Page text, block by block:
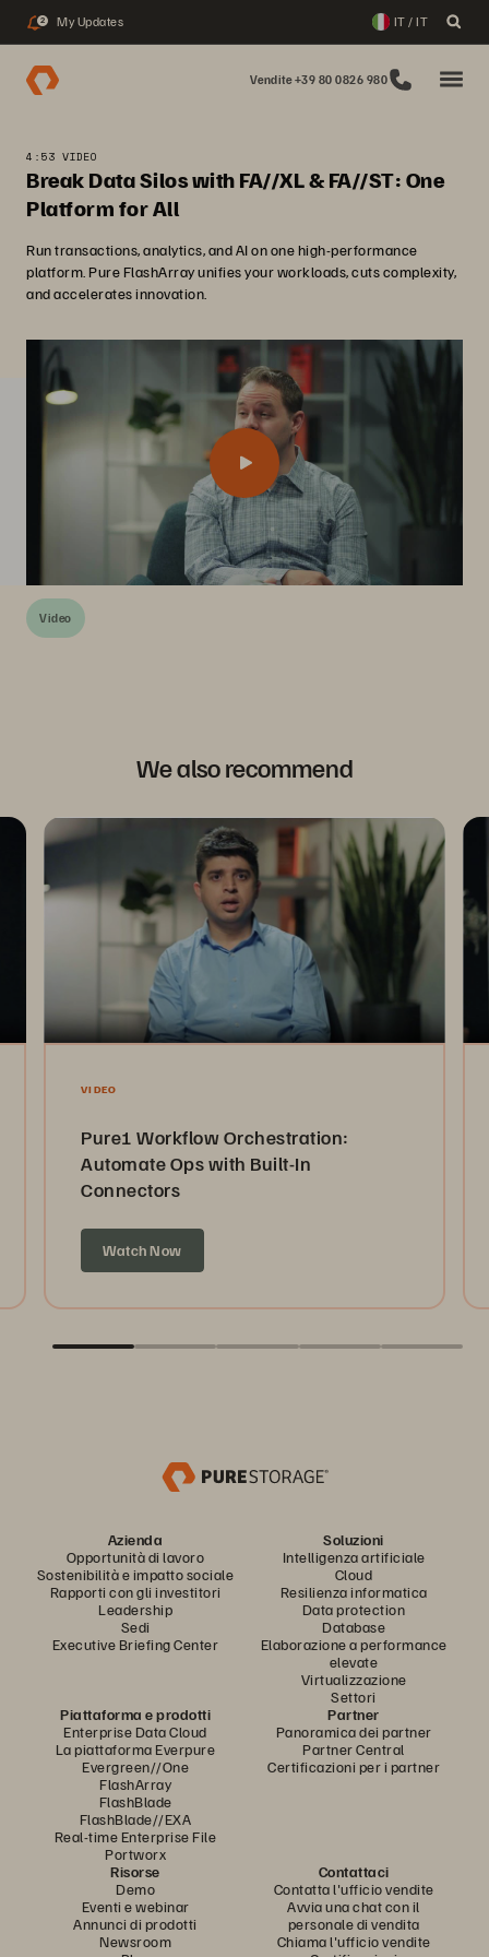
2 My Updates IT / IT
Vendite +39 80 0826 980
4:53 VIDEO
Break Data Silos with FA//XL & FA//ST: One
Platform for All
Run transactions, analytics, and AI on one high-performance
platform. Pure FlashArray unifies your workloads, cuts complexity,
and accelerates innovation.
Video
We also recommend
VIDEO
Pure1 Workflow Orchestration:
Automate Ops with Built-In
Connectors
Watch Now
Azienda
Opportunità di lavoro
Sostenibilità e impatto sociale
Rapporti con gli investitori
Leadership
Sedi
Executive Briefing Center
Soluzioni
Intelligenza artificiale
Cloud
Resilienza informatica
Data protection
Database
Elaborazione a performance
elevate
Virtualizzazione
Settori
Piattaforma e prodotti
Enterprise Data Cloud
La piattaforma Everpure
Evergreen//One
FlashArray
FlashBlade
FlashBlade//EXA
Real-time Enterprise File
Portworx
Partner
Panoramica dei partner
Partner Central
Certificazioni per i partner
Risorse
Demo
Eventi e webinar
Annunci di prodotti
Newsroom
Contattaci
Contatta l'ufficio vendite
Avvia una chat con il
personale di vendita
Chiama l'ufficio vendite